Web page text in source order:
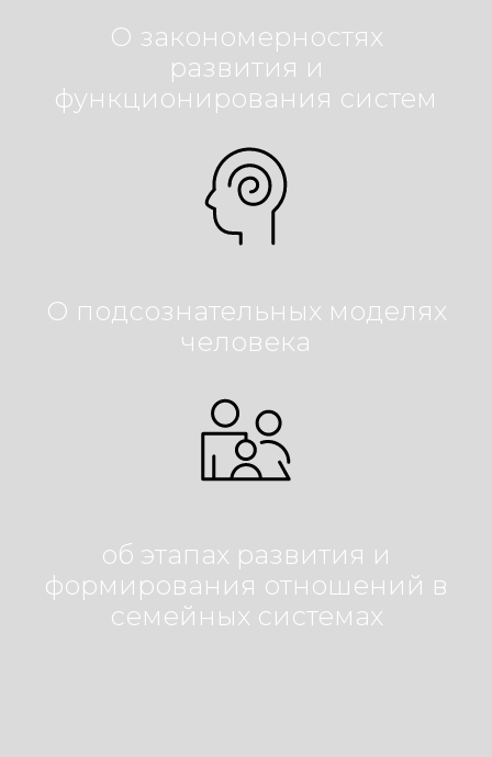
О закономерностях
развития и
функционирования систем
О подсознательных моделях
человека
об этапах развития и
формирования отношений в
семейных системах